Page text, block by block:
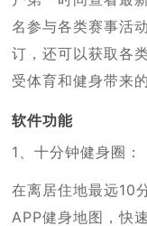
名参与各类赛事活
订，还可以获取各
受体育和健身带来
软件功能
1、十分钟健身圈：
在离居住地最远10
APP健身地图，快